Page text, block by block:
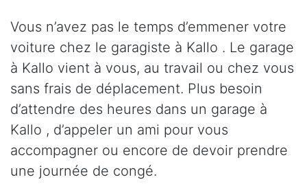
Vous n’avez pas le temps d’emmener votre
voiture chez le garagiste à Kallo . Le garage
à Kallo vient à vous, au travail ou chez vous
sans frais de déplacement. Plus besoin
d’attendre des heures dans un garage à
Kallo , d’appeler un ami pour vous
accompagner ou encore de devoir prendre
une journée de congé.